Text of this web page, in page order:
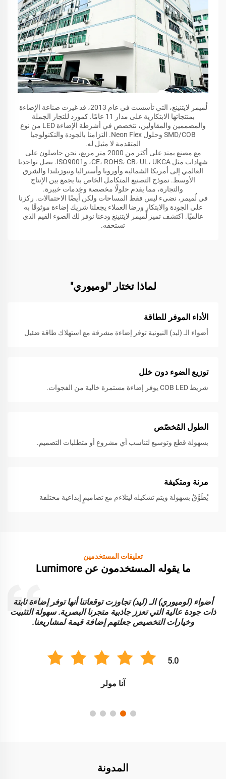
لُميمر لايتنينغ، التي تأسست في عام 2013، قد غيرت صناعة الإضاءة
بمنتجاتها الابتكارية على مدار 11 عامًا. كمورد للتجار الجملة
والمصممين والمقاولين، نتخصص في أشرطة الإضاءة LED من نوع
SMD/COB وحلول Neon Flex. التزامنا بالجودة والتكنولوجيا
المتقدمة لا مثيل له.
مع مصنع يمتد على أكثر من 2000 متر مربع، نحن حاصلون على
شهادات مثل CE، ROHS، CB، UL، UKCA، وISO9001. يصل تواجدنا
العالمي إلى أمريكا الشمالية وأوروبا وأستراليا ونيوزيلندا والشرق
الأوسط. نموذج التصنيع المتكامل الخاص بنا يجمع بين الإنتاج
والتجارة، مما يقدم حلولًا مخصصة وخِدمات خبيرة.
في لُميمر، نضيء ليس فقط المساحات ولكن أيضًا الاحتمالات. ركزنا
على الجودة والابتكار ورضا العملاء يجعلنا شريك إضاءة موثوقًا به
عالميًا. اكتشف تميز لُميمر لايتنينغ ودعنا نوفر لك الضوء القيم الذي
تستحقه.
لماذا تختار "لوميوري"
الأداء الموفر للطاقة
أضواء الـ (ليد) النيونية توفر إضاءة مشرقة مع استهلاك طاقة ضئيل
توزيع الضوء دون خلل
شريط COB LED يوفر إضاءة مستمرة خالية من الفجوات.
الطول المُخصّص
بسهولة قطع وتوسيع لتناسب أي مشروع أو متطلبات التصميم.
مرنة ومتكيفة
يُطَوَّقُ بسهولة ويتم تشكيله ليتلاءم مع تصاميمٍ إبداعية مختلفة
تعليقات المستخدمين
ما يقوله المستخدمون عن Lumimore
أضواء (لوميوري) الـ (ليد) تجاوزت توقعاتنا أنها توفر إضاءة ثابتة
ذات جودة عالية التي تعزز جاذبية متجرنا البصرية. سهولة التثبيت
وخيارات التخصيص جعلتهم إضافة قيمة لمشاريعنا.
5.0
آنا مولر
المدونة